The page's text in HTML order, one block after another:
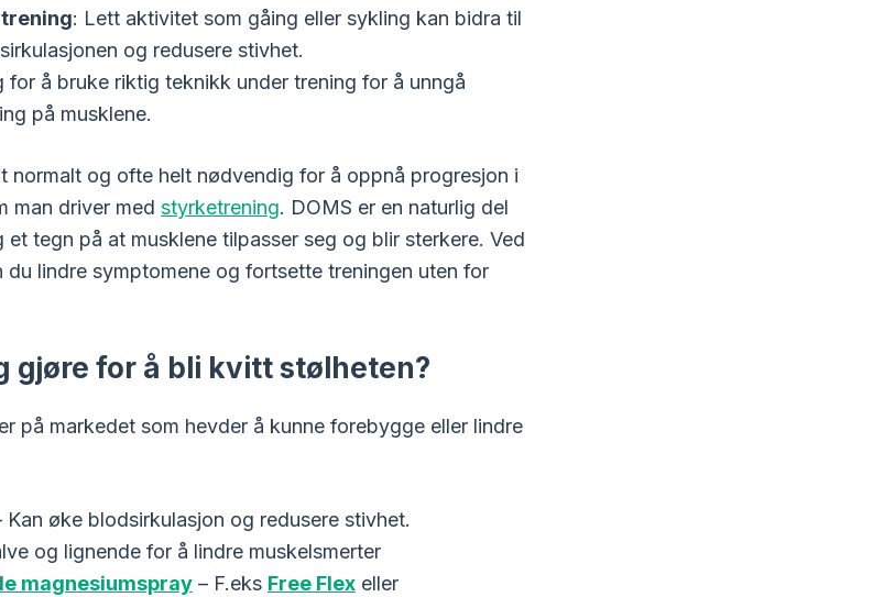
: Lett aktivitet som gåing eller sykling kan bidra til
og redusere stivhet.
for å bruke riktig teknikk under trening for å unngå
på musklene.
normalt og ofte helt nødvendig for å oppnå progresjon i
man driver med styrketrening. DOMS er en naturlig del
et tegn på at musklene tilpasser seg og blir sterkere. Ved
du lindre symptomene og fortsette treningen uten for
gjøre for å bli kvitt stølheten?
på markedet som hevder å kunne forebygge eller lindre
Kan øke blodsirkulasjon og redusere stivhet.
og lignende for å lindre muskelsmerter
magnesiumspray – F.eks Free Flex eller